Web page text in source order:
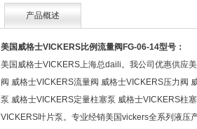
产品概述
美国威格士VICKERS比例流量阀FG-06-14型号：
美国威格士VICKERS上海总daili。我公司优惠供应
阀 威格士VICKERS流量阀 威格士VICKERS压力阀
泵 威格士VICKERS定量柱塞泵 威格士VICKERS柱
VICKERS叶片泵。专业经销美国vickers全系列液压